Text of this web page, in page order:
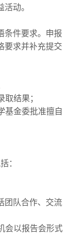
动。
条件要求。申报
要求并补充提交
结果；
基金委批准擅自
：
团队合作、交流
会以报告会形式